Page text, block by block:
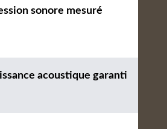
sonore mesuré
acoustique garanti